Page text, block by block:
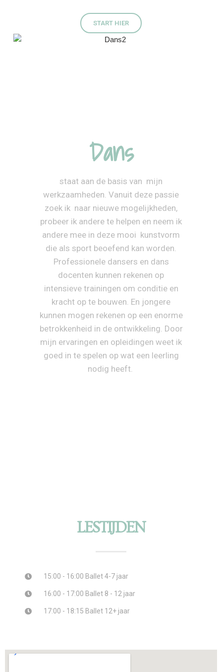
START HIER
Dans
staat aan de basis van mijn
werkzaamheden. Vanuit deze passie
zoek ik naar nieuwe mogelijkheden,
probeer ik andere te helpen en neem ik
andere mee in deze mooi kunstvorm
die als sport beoefend kan worden.
Professionele dansers en dans
docenten kunnen rekenen op
intensieve trainingen om conditie en
kracht op te bouwen. En jongere
kunnen mogen rekenen op een enorme
betrokkenheid in de ontwikkeling. Door
mijn ervaringen en opleidingen weet ik
goed in te spelen op wat een leerling
nodig heeft.
LESTIJDEN
15:00 - 16:00 Ballet 4-7 jaar
16:00 - 17:00 Ballet 8 - 12 jaar
17:00 - 18:15 Ballet 12+ jaar